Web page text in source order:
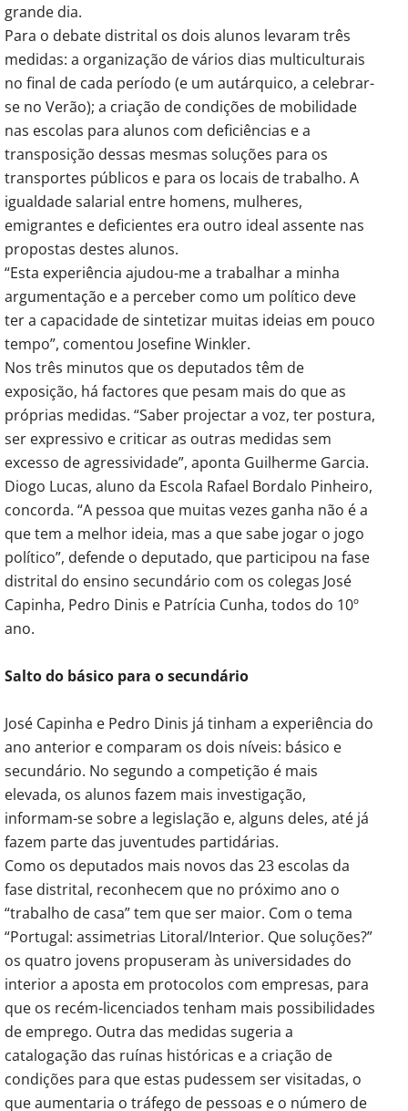
grande dia.
Para o debate distrital os dois alunos levaram três
medidas: a organização de vários dias multiculturais
no final de cada período (e um autárquico, a celebrar-
se no Verão); a criação de condições de mobilidade
nas escolas para alunos com deficiências e a
transposição dessas mesmas soluções para os
transportes públicos e para os locais de trabalho. A
igualdade salarial entre homens, mulheres,
emigrantes e deficientes era outro ideal assente nas
propostas destes alunos.
“Esta experiência ajudou-me a trabalhar a minha
argumentação e a perceber como um político deve
ter a capacidade de sintetizar muitas ideias em pouco
tempo”, comentou Josefine Winkler.
Nos três minutos que os deputados têm de
exposição, há factores que pesam mais do que as
próprias medidas. “Saber projectar a voz, ter postura,
ser expressivo e criticar as outras medidas sem
excesso de agressividade”, aponta Guilherme Garcia.
Diogo Lucas, aluno da Escola Rafael Bordalo Pinheiro,
concorda. “A pessoa que muitas vezes ganha não é a
que tem a melhor ideia, mas a que sabe jogar o jogo
político”, defende o deputado, que participou na fase
distrital do ensino secundário com os colegas José
Capinha, Pedro Dinis e Patrícia Cunha, todos do 10º
ano.
Salto do básico para o secundário
José Capinha e Pedro Dinis já tinham a experiência do
ano anterior e comparam os dois níveis: básico e
secundário. No segundo a competição é mais
elevada, os alunos fazem mais investigação,
informam-se sobre a legislação e, alguns deles, até já
fazem parte das juventudes partidárias.
Como os deputados mais novos das 23 escolas da
fase distrital, reconhecem que no próximo ano o
“trabalho de casa” tem que ser maior. Com o tema
“Portugal: assimetrias Litoral/Interior. Que soluções?”
os quatro jovens propuseram às universidades do
interior a aposta em protocolos com empresas, para
que os recém-licenciados tenham mais possibilidades
de emprego. Outra das medidas sugeria a
catalogação das ruínas históricas e a criação de
condições para que estas pudessem ser visitadas, o
que aumentaria o tráfego de pessoas e o número de